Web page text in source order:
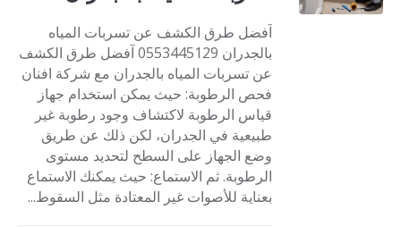
آفضل طرق الكشف عن تسربات المياه
بالجدران 0553445129 آفضل طرق الكشف
عن تسربات المياه بالجدران مع شركة افنان
فحص الرطوبة: حيث يمكن استخدام جهاز
قياس الرطوبة لاكتشاف وجود رطوبة غير
طبيعية في الجدران، لكن ذلك عن طريق
وضع الجهاز على السطح لتحديد مستوى
الرطوبة. ثم الاستماع: حيث يمكنك الاستماع
بعناية للأصوات غير المعتادة مثل السقوط...